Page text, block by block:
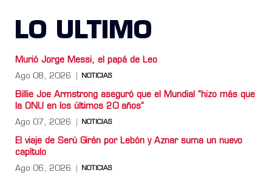
LO ULTIMO
Murió Jorge Messi, el papá de Leo
Ago 08, 2026 NOTICIAS
Billie Joe Armstrong aseguró que el Mundial “hizo más que
la ONU en los últimos 20 años”
Ago 07, 2026 NOTICIAS
El viaje de Serú Girán por Lebón y Aznar suma un nuevo
capítulo
Ago 06, 2026 NOTICIAS